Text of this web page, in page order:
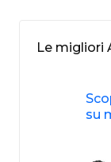
Le migliori
su